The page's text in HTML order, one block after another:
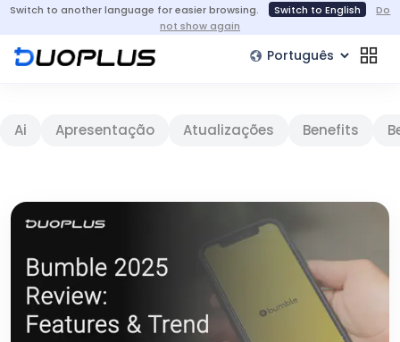
Switch to another language for easier browsing. Switch to English
Do
not show again
Ai Apresentação Atualizações Benefits